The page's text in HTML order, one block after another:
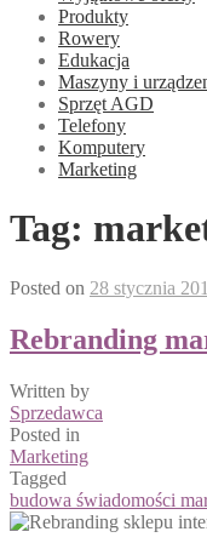
Produkty
Rowery
Edukacja
Maszyny i
Sprzęt AGD
Telefony
Komputery
Marketing
Tag:
Posted on 28 stycznia
Rebranding
Written by
Sprzedawca
Posted in
Marketing
Tagged
budowa świadomości